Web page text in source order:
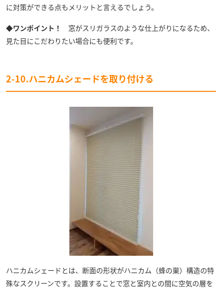
に対策ができる点もメリットと言えるでしょう。
◆ワンポイント！
窓がスリガラスのような仕上がりになるため、
見た目にこだわりたい場合にも便利です。
2-10.ハニカムシェードを取り付ける
ハニカムシェードとは、断面の形状がハニカム（蜂の巣）構造の特
殊なスクリーンです。設置することで窓と室内との間に空気の層を